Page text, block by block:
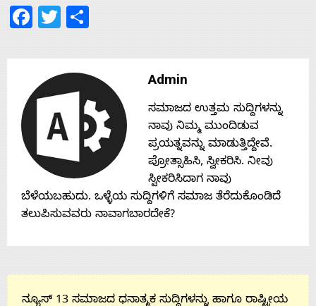
Facebook
Twitter
Admin
ಸಮಾಜದ ಉತ್ತಮ ಸುದ್ದಿಗಳನ್ನು
ನಾವು ನಿಮ್ಮ ಮುಂದಿಡುವ
ಪ್ರಯತ್ನವನ್ನು ಮಾಡುತ್ತಿದ್ದೇವೆ.
ಪ್ರೋತ್ಸಾಹಿಸಿ, ಸ್ವೀಕರಿಸಿ. ನೀವು
ಸ್ವೀಕರಿಸಿದಾಗ ನಾವು
ಬೆಳೆಯಬಹುದು. ಒಳ್ಳೆಯ ಸುದ್ದಿಗಳಿಗೆ ಸಮಾಜ ತೆರೆದುಕೊಂಡಿದೆ
ತಲುಪಿಸುವವರು ನಾವಾಗಬಾರದೇಕೆ?
ನ್ಯೂಸ್ 13 ಸಮಾಜದ ಧನಾತ್ಮಕ ಸುದ್ದಿಗಳನ್ನು ಹಾಗೂ ರಾಷ್ಟ್ರೀಯ